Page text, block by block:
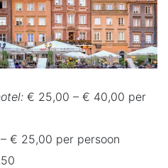
€ 25,00 – € 40,00 per
€ 25,00 per persoon